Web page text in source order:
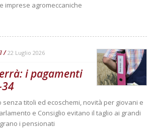
imprese agromeccaniche
22 Luglio 2026
i pagamenti
senza titoli ed ecoschemi, novità per giovani e
e Consiglio evitano il taglio ai grandi
i pensionati